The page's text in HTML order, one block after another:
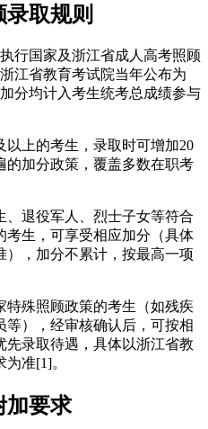
取规则
行国家及浙江省成人高考照顾
江省教育考试院当年公布为
分均计入考生统考总成绩参与
以上的考生，录取时可增加20
的加分政策，覆盖多数在职考
、退役军人、烈士子女等符合
考生，可享受相应加分（具体
），加分不累计，按最高一项
特殊照顾政策的考生（如残疾
等），经审核确认后，可按相
先录取待遇，具体以浙江省教
准[1]。
加要求